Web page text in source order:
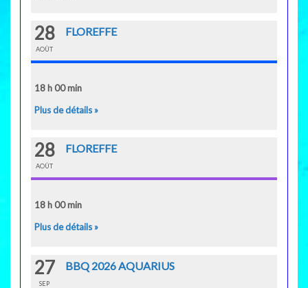
28
AOÛT
FLOREFFE
18 h 00 min
Plus de détails »
28
AOÛT
FLOREFFE
18 h 00 min
Plus de détails »
27
SEP
BBQ 2026 AQUARIUS